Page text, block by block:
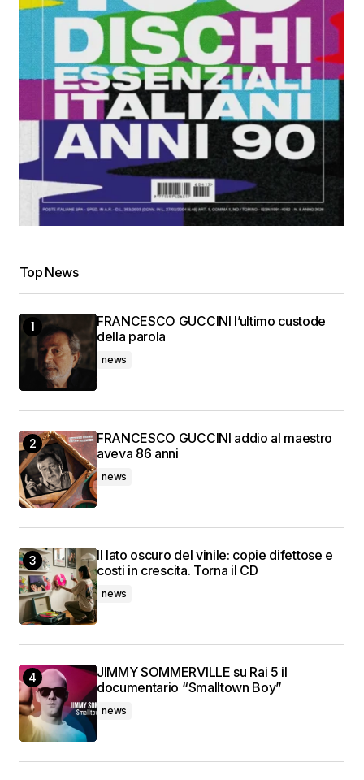
Top News
FRANCESCO GUCCINI l’ultimo custode
della parola
news
FRANCESCO GUCCINI addio al maestro
aveva 86 anni
news
Il lato oscuro del vinile: copie difettose e
costi in crescita. Torna il CD
news
JIMMY SOMMERVILLE su Rai 5 il
documentario “Smalltown Boy”
news